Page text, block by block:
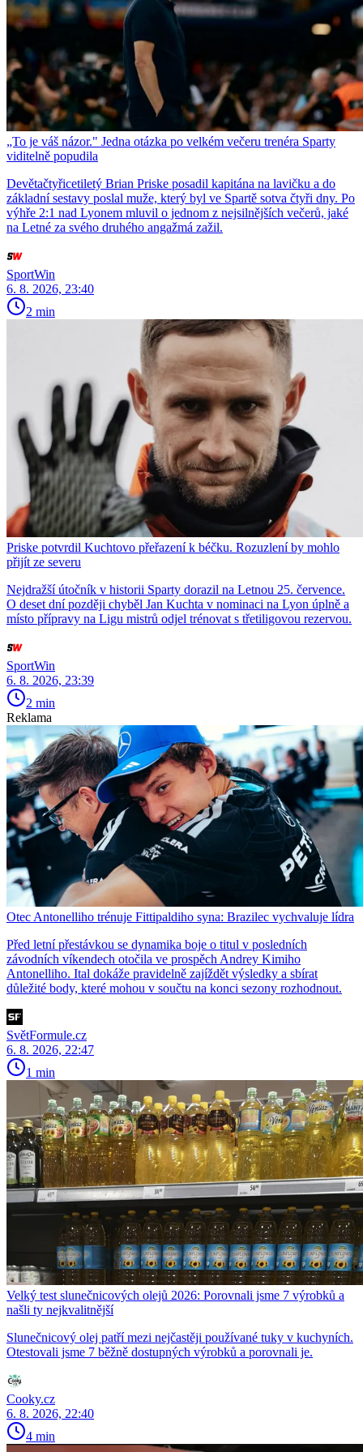
„To je váš názor." Jedna otázka po velkém večeru trenéra Sparty
viditelně popudila
Devětačtyřicetiletý Brian Priske posadil kapitána na lavičku a do
základní sestavy poslal muže, který byl ve Spartě sotva čtyři dny. Po
výhře 2:1 nad Lyonem mluvil o jednom z nejsilnějších večerů, jaké
na Letné za svého druhého angažmá zažil.
SportWin
6. 8. 2026, 23:40
2 min
Priske potvrdil Kuchtovo přeřazení k béčku. Rozuzlení by mohlo
přijít ze severu
Nejdražší útočník v historii Sparty dorazil na Letnou 25. července.
O deset dní později chyběl Jan Kuchta v nominaci na Lyon úplně a
místo přípravy na Ligu mistrů odjel trénovat s třetiligovou rezervou.
SportWin
6. 8. 2026, 23:39
2 min
Reklama
Otec Antonelliho trénuje Fittipaldiho syna: Brazilec vychvaluje lídra
Před letní přestávkou se dynamika boje o titul v posledních
závodních víkendech otočila ve prospěch Andrey Kimiho
Antonelliho. Ital dokáže pravidelně zajíždět výsledky a sbírat
důležité body, které mohou v součtu na konci sezony rozhodnout.
SvětFormule.cz
6. 8. 2026, 22:47
1 min
Velký test slunečnicových olejů 2026: Porovnali jsme 7 výrobků a
našli ty nejkvalitnější
Slunečnicový olej patří mezi nejčastěji používané tuky v kuchyních.
Otestovali jsme 7 běžně dostupných výrobků a porovnali je.
Cooky.cz
6. 8. 2026, 22:40
4 min